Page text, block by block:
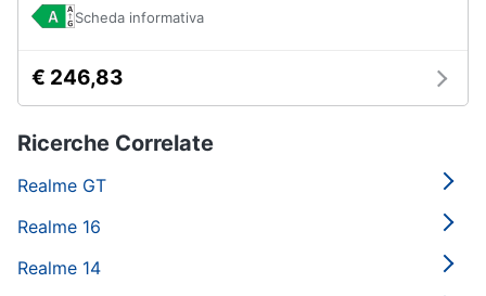
Scheda informativa
€ 246,83
Ricerche Correlate
Realme GT
Realme 16
Realme 14